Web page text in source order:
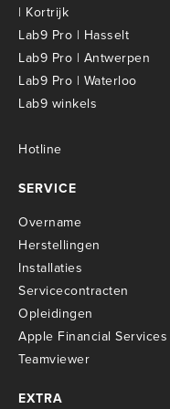
| Kortrijk
Lab9 Pro | Hasselt
Lab9 Pro | Antwerpen
Lab9 Pro | Waterloo
Lab9 winkels
Hotline
SERVICE
Overname
Herstellingen
Installaties
Servicecontracten
Opleidingen
Apple Financial Services
Teamviewer
EXTRA